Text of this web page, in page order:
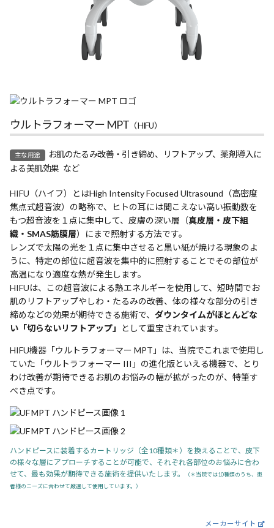
ウルトラフォーマー MPT （HIFU）
主な用途
お肌のたるみ改善・引き締め、リフトアップ、薬剤導入に
よる美肌効果 など
HIFU（ハイフ）とはHigh Intensity Focused Ultrasound（高密度
焦点式超音波）の略称で、ヒトの耳には聞こえない高い振動数を
もつ超音波を１点に集中して、皮膚の深い層（真皮層・皮下組
織・SMAS筋膜層）にまで照射する方法です。
レンズで太陽の光を１点に集中させると黒い紙が焼ける現象のよ
うに、特定の部位に超音波を集中的に照射することでその部位が
高温になり適度な熱が発生します。
HIFUは、この超音波による熱エネルギーを使用して、短時間でお
肌のリフトアップやしわ・たるみの改善、体の様々な部分の引き
締めなどの効果が期待できる施術で、 ダウンタイムがほとんどな
い「切らないリフトアップ」
として重宝されています。
HIFU機器「ウルトラフォーマー MPT」は、当院でこれまで使用し
ていた「ウルトラフォーマー III」の進化版といえる機器で、とり
わけ改善が期待できるお肌のお悩みの幅が拡がったのが、特筆す
べき点です。
ハンドピースに装着するカートリッジ（全10種類＊）を換えることで、皮下
の様々な層にアプローチすることが可能で、それぞれ各部位のお悩みに合わ
せて、最も効果が期待できる施術を提供いたします。
（＊当院では10種類のうち、患
者様のニーズに合わせて厳選して使用しています。）
メーカーサイト